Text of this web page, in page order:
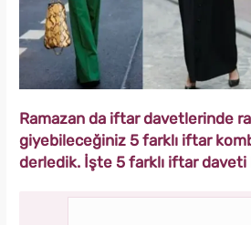
Ramazan da iftar davetlerinde
giyebileceğiniz 5 farklı iftar
derledik. İşte 5 farklı iftar daveti